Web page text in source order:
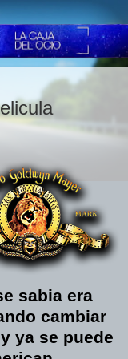
sabia era
cambiar
ya se puede